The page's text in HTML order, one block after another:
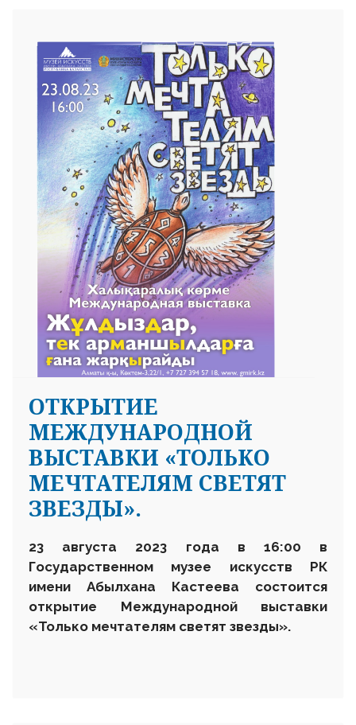
ОТКРЫТИЕ
МЕЖДУНАРОДНОЙ
ВЫСТАВКИ «ТОЛЬКО
МЕЧТАТЕЛЯМ СВЕТЯТ
ЗВЕЗДЫ».
23 августа 2023 года в 16:00
в
Государственном музее искусств РК
имени Абылхана Кастеева состоится
открытие Международной выставки
«Только мечтателям светят звезды».